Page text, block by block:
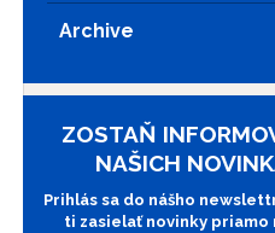
Archive
ZOSTAŇ
NAŠICH
Prihlás sa do nášho
ti zasielať novinky priamo